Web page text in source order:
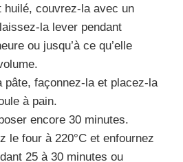
huilé, couvrez-la avec un
la lever pendant
ou jusqu’à ce qu’elle
pâte, façonnez-la et placez-la
à pain.
encore 30 minutes.
le four à 220°C et enfournez
25 à 30 minutes ou